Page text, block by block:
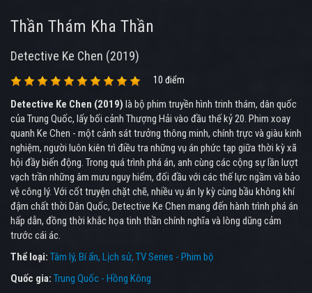
Thần Thám Kha Thần
Detective Ke Chen (2019)
10 điểm
Detective Ke Chen (2019) là bộ phim truyền hình trinh thám, dân quốc
của Trung Quốc, lấy bối cảnh Thượng Hải vào đầu thế kỷ 20. Phim xoay
quanh Ke Chen - một cảnh sát trưởng thông minh, chính trực và giàu kinh
nghiệm, người luôn kiên trì điều tra những vụ án phức tạp giữa thời kỳ xã
hội đầy biến động. Trong quá trình phá án, anh cùng các cộng sự lần lượt
vạch trần những âm mưu nguy hiểm, đối đầu với các thế lực ngầm và bảo
vệ công lý. Với cốt truyện chặt chẽ, nhiều vụ án ly kỳ cùng bầu không khí
đậm chất thời Dân Quốc, Detective Ke Chen mang đến hành trình phá án
hấp dẫn, đồng thời khắc họa tinh thần chính nghĩa và lòng dũng cảm
trước cái ác.
Thể loại: Tâm lý Bí ẩn Lịch sử TV Series - Phim bộ
Quốc gia: Trung Quốc - Hồng Kông